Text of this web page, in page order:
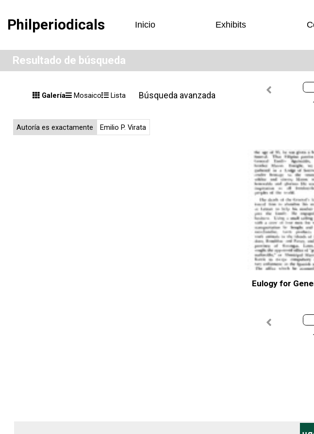
Philperiodicals Inicio Exhibits
Resultado de búsqueda
Galería Mosaico Lista Búsqueda avanzada
Autoría es exactamente Emilio P. Virata
Eulogy for